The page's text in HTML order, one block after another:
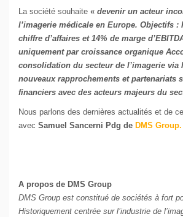
La société souhaite « devenir un acteur
l’imagerie médicale en Europe. Objectifs :
chiffre d’affaires et 14% de marge
uniquement par croissance organique
consolidation du secteur de l’imagerie via
nouveaux rapprochements et partenariats
financiers avec des acteurs majeurs du
Nous parlons des dernières actualités et de
avec Samuel Sancerni Pdg de DMS Group.
A propos de DMS Group
DMS Group est constitué de sociétés à fort
Historiquement centrée sur l’industrie de